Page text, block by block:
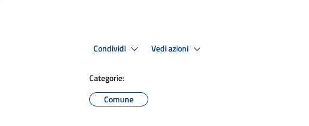
Condividi Vedi azioni
Categorie:
Comune